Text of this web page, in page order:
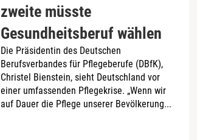
zweite müsste
Gesundheitsberuf wählen
Die Präsidentin des Deutschen
Berufsverbandes für Pflegeberufe (DBfK),
Christel Bienstein, sieht Deutschland vor
einer umfassenden Pflegekrise. „Wenn wir
auf Dauer die Pflege unserer Bevölkerung...